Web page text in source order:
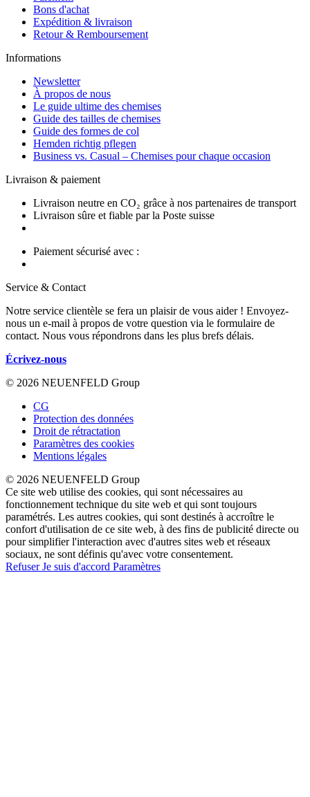
Bons d'achat
Expédition & livraison
Retour & Remboursement
Informations
Newsletter
À propos de nous
Le guide ultime des chemises
Guide des tailles de chemises
Guide des formes de col
Hemden richtig pflegen
Business vs. Casual – Chemises pour chaque occasion
Livraison & paiement
Livraison neutre en CO₂ grâce à nos partenaires de transport
Livraison sûre et fiable par la Poste suisse
Paiement sécurisé avec :
Service & Contact
Notre service clientèle se fera un plaisir de vous aider ! Envoyez-
nous un e-mail à propos de votre question via le formulaire de
contact. Nous vous répondrons dans les plus brefs délais.
Écrivez-nous
© 2026 NEUENFELD Group
CG
Protection des données
Droit de rétractation
Paramètres des cookies
Mentions légales
© 2026 NEUENFELD Group
Ce site web utilise des cookies, qui sont nécessaires au
fonctionnement technique du site web et qui sont toujours
paramétrés. Les autres cookies, qui sont destinés à accroître le
confort d'utilisation de ce site web, à des fins de publicité directe ou
pour simplifier l'interaction avec d'autres sites web et réseaux
sociaux, ne sont définis qu'avec votre consentement.
RefuserJe suis d'accord Paramètres